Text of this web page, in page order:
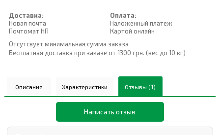
Доставка:
Новая почта
Почтомат НП
Оплата:
Наложенный платеж
Картой онлайн
Отсутсвует минимальная сумма заказа
Бесплатная доставка при заказе от 1300 грн. (вес до 10 кг)
Описание Характеристики Отзывы (1)
Написать отзыв